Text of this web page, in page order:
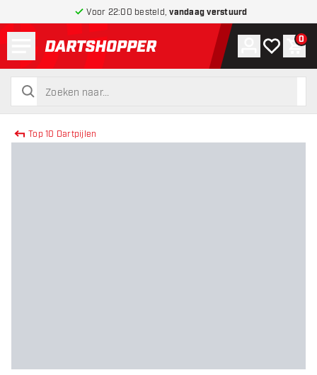
Voor 22:00 besteld,vandaag verstuurd
terug naar home pagina
zoeken
zoeken
Account
Mijn 0
Top 10 Dartpijlen